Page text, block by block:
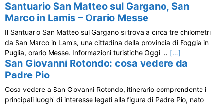
Santuario San Matteo sul Gargano, San
Marco in Lamis – Orario Messe
Il Santuario San Matteo sul Gargano si trova a circa tre chilometri
da San Marco in Lamis, una cittadina della provincia di Foggia in
Puglia, orario Messe. Informazioni turistiche Oggi … […]
San Giovanni Rotondo: cosa vedere da
Padre Pio
Cosa vedere a San Giovanni Rotondo, itinerario comprendente i
principali luoghi di interesse legati alla figura di Padre Pio, nato